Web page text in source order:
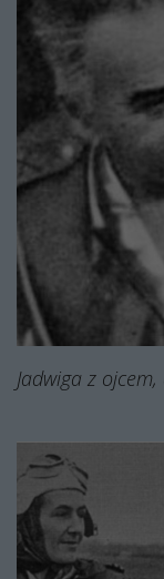
Jadwiga z